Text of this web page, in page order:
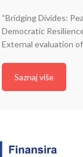
“Bridging Divides:
Democratic
External evaluation
Saznaj više